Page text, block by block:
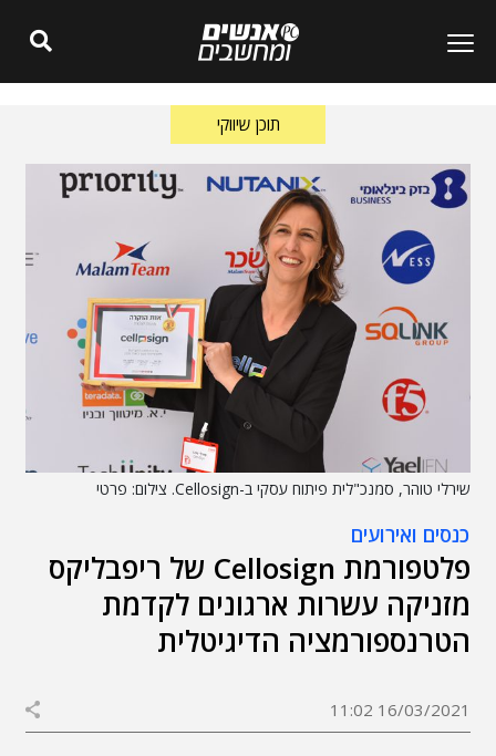
תוכן שיווקי
שירלי טוהר, סמנכ"לית פיתוח עסקי ב-Cellosign. צילום: פרטי
כנסים ואירועים
פלטפורמת Cellosign של ריפבליקס
מזניקה עשרות ארגונים לקדמת
הטרנספורמציה הדיגיטלית
16/03/2021 11:02